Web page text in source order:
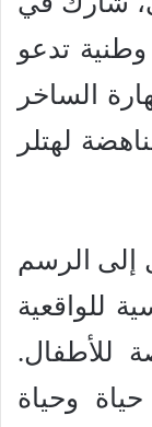
تدعو
الساخر
لهتلر
إلى الرسم
للواقعية
للأطفال.
وحياة